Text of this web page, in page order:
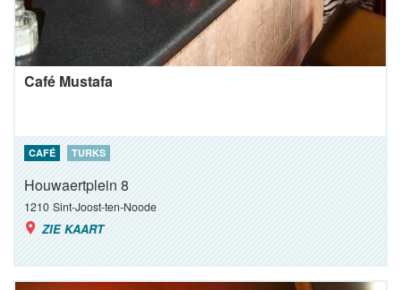
Café Mustafa
CAFÉ TURKS
Houwaertplein 8
1210 Sint-Joost-ten-Noode
ZIE KAART